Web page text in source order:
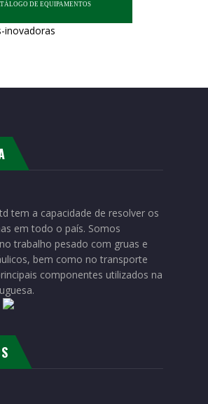
DE EQUIPAMENTOS
tem a capacidade de resolver os
em todo o país. Somos
trabalho pesado com gruas e
bem como no transporte
componentes utilizados na